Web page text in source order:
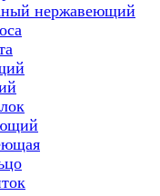
нержавеющий